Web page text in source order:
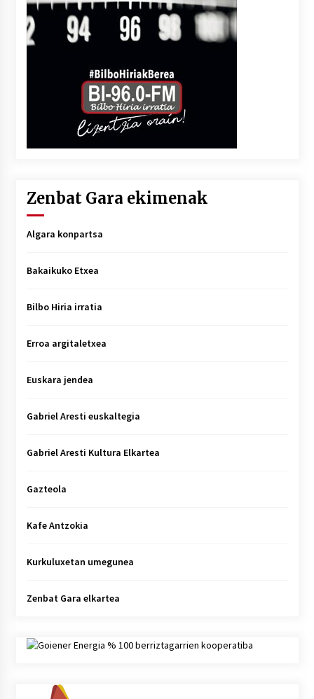
Zenbat Gara ekimenak
Algara konpartsa
Bakaikuko Etxea
Bilbo Hiria irratia
Erroa argitaletxea
Euskara jendea
Gabriel Aresti euskaltegia
Gabriel Aresti Kultura Elkartea
Gazteola
Kafe Antzokia
Kurkuluxetan umegunea
Zenbat Gara elkartea